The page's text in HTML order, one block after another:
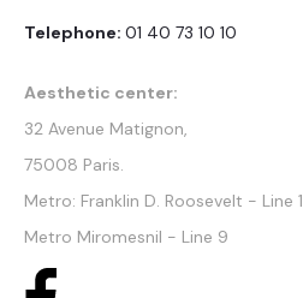
Telephone: 01 40 73 10 10
Aesthetic center:
32 Avenue Matignon,
75008 Paris.
Metro: Franklin D. Roosevelt - Line 1
Metro Miromesnil - Line 9